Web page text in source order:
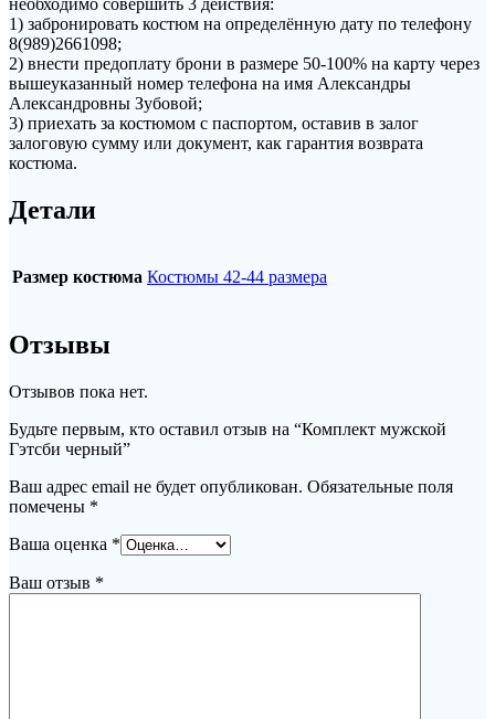
1) забронировать костюм на определённую дату по телефону
8(989)2661098;
2) внести предоплату брони в размере 50-100% на карту через
вышеуказанный номер телефона на имя Александры
Александровны Зубовой;
3) приехать за костюмом с паспортом, оставив в залог
залоговую сумму или документ, как гарантия возврата
костюма.
Детали
Размер костюма Костюмы 42-44 размера
Отзывы
Отзывов пока нет.
Будьте первым, кто оставил отзыв на “Комплект мужской
Гэтсби черный”
Ваш адрес email не будет опубликован. Обязательные поля
помечены *
Ваша оценка *
Ваш отзыв *